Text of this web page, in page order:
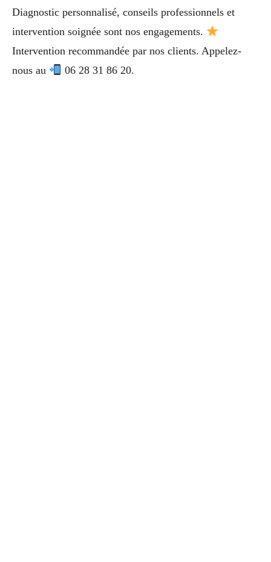
Diagnostic personnalisé, conseils professionnels et
intervention soignée sont nos engagements.
Intervention recommandée par nos clients. Appelez-
nous au
06 28 31 86 20.